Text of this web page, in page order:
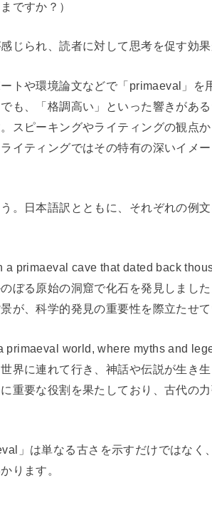
ですか？）
じられ、読者に対して思考を促す効果
トや環境論文などで「primaeval」を
も、「格調高い」といった響きがあ
スピーキングやライティングの観点
イティングではその特有の深いイメ
。日本語訳とともに、それぞれの例
primaeval cave that dated back
ぼる原始の洞窟で化石を発見しました
が、科学的発見の重要性を際立たせて
primaeval world, where myths and
界に連れて行き、神話や伝説が生き生
重要な役割を果たしており、古代の
」は単なる古さを示すだけではなく
ります。